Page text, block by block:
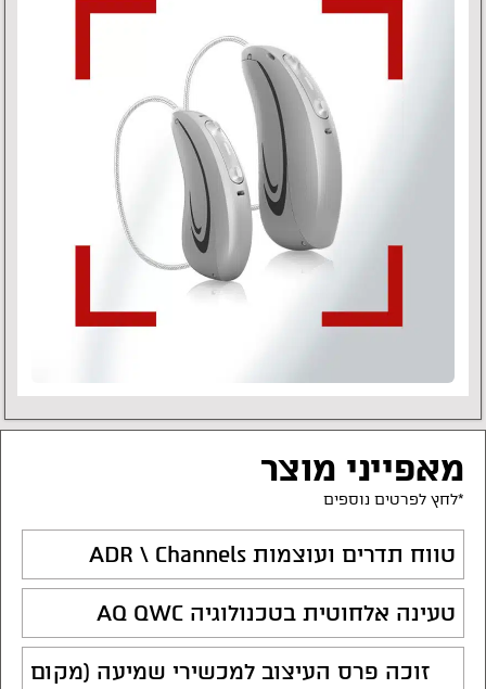
מאפייני מוצר
*לחץ לפרטים נוספים
טווח תדרים ועוצמות ADR \ Channels
טעינה אלחוטית בטכנולוגיה AQ QWC
זוכה פרס העיצוב למכשירי שמיעה (מקום